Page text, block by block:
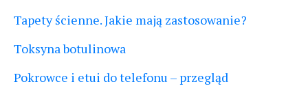
Tapety ścienne. Jakie mają zastosowanie?
Toksyna botulinowa
Pokrowce i etui do telefonu – przegląd